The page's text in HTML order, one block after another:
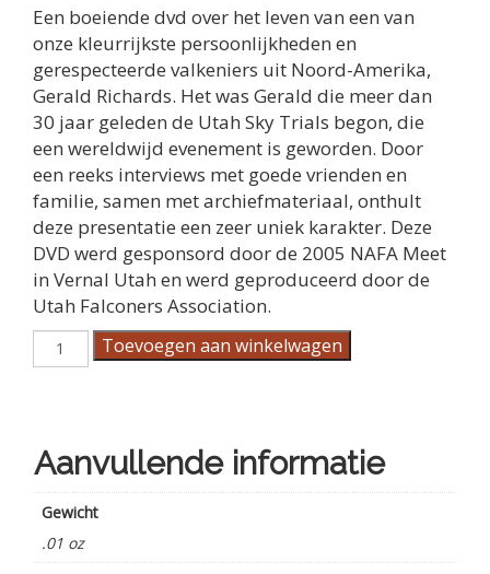
Een boeiende dvd over het leven van een van
onze kleurrijkste persoonlijkheden en
gerespecteerde valkeniers uit Noord-Amerika,
Gerald Richards. Het was Gerald die meer dan
30 jaar geleden de Utah Sky Trials begon, die
een wereldwijd evenement is geworden. Door
een reeks interviews met goede vrienden en
familie, samen met archiefmateriaal, onthult
deze presentatie een zeer uniek karakter. Deze
DVD werd gesponsord door de 2005 NAFA Meet
in Vernal Utah en werd geproduceerd door de
Utah Falconers Association.
DVD:
Gerald
Richards
aantal
Toevoegen aan winkelwagen
Aanvullende informatie
Gewicht
.01 oz